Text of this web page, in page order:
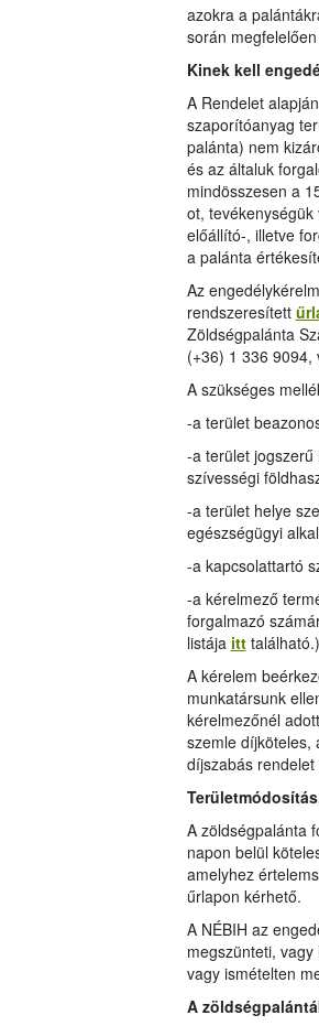
azokra a
során
Kinek kell
A Rendelet
szaporítóanyag
palánta) nem
és az általuk
mindösszesen a
ot,
előállító-, illetve
a palánta
Az
rendszeresített
Zöldségpalánta
(+36) 1 336 9094,
A szükséges
-a terület
-a terület
szívességi
-a terület helye
egészségügyi
-a kapcsolattartó
-a kérelmező
forgalmazó
listája itttalálható.)
A kérelem
munkatársunk
kérelmezőnél
szemle díjköteles,
díjszabás rendelet
A zöldségpalánta
napon belül
amelyhez
űrlapon kérhető.
A NÉBIH az
megszünteti,
vagy ismételten
A